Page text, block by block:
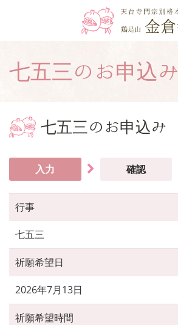
七五三のお申込み
七五三のお申込み
入力 確認
行事
七五三
祈願希望日
2026年7月13日
祈願希望時間